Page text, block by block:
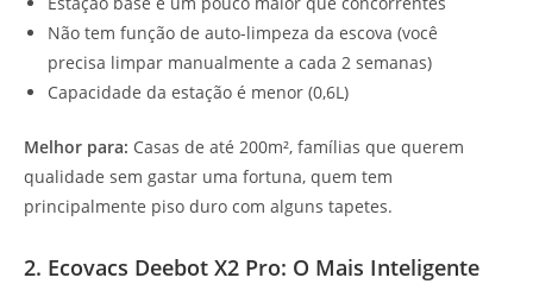
Não tem função de auto-limpeza da escova (você
precisa limpar manualmente a cada 2 semanas)
Capacidade da estação é menor (0,6L)
Melhor para: Casas de até 200m², famílias que querem
qualidade sem gastar uma fortuna, quem tem
principalmente piso duro com alguns tapetes.
2. Ecovacs Deebot X2 Pro: O Mais Inteligente